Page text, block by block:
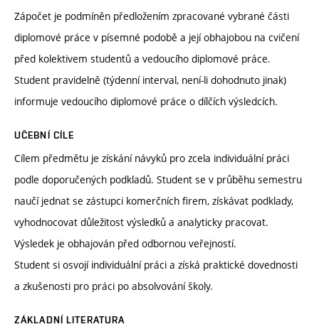
Zápočet je podmíněn předložením zpracované vybrané části
diplomové práce v písemné podobě a její obhajobou na cvičení
před kolektivem studentů a vedoucího diplomové práce.
Student pravidelně (týdenní interval, není-li dohodnuto jinak)
informuje vedoucího diplomové práce o dílčích výsledcích.
UČEBNÍ CÍLE
Cílem předmětu je získání návyků pro zcela individuální práci
podle doporučených podkladů. Student se v průběhu semestru
naučí jednat se zástupci komerčních firem, získávat podklady,
vyhodnocovat důležitost výsledků a analyticky pracovat.
Výsledek je obhajován před odbornou veřejností.
Student si osvojí individuální práci a získá praktické dovednosti
a zkušenosti pro práci po absolvování školy.
ZÁKLADNÍ LITERATURA